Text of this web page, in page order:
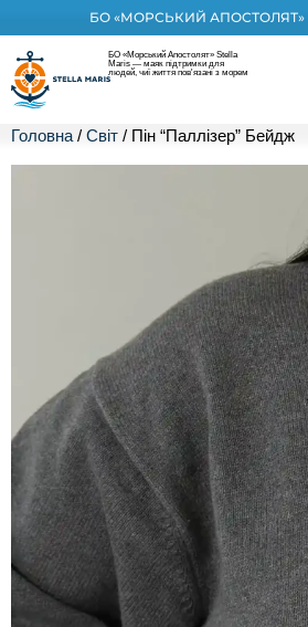
БО «МОРСЬКИЙ АПОСТОЛЯТ»
БО «Морський Апостолят» Stella
Maris — маяк підтримки для
людей, чиї життя пов'язані з морем
Головна / Світ / Пін “Паллізер” Бейдж